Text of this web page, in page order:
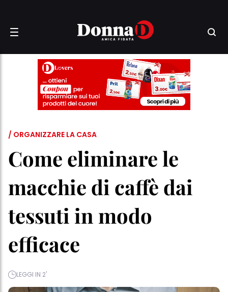
/ ORGANIZZARE LA CASA
Come eliminare le
macchie di caffè dai
tessuti in modo
efficace
LEGGI IN 2'